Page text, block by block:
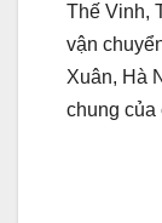
Thế Vinh,
vận
Xuân, Hà
chung của